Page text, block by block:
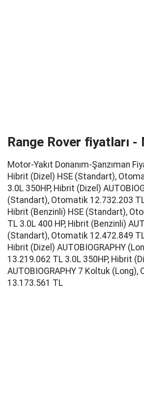
Range Rover fiyatları -
Motor-Yakıt Donanım-Şanzıman
Hibrit (Dizel) HSE (Standart),
3.0L 350HP, Hibrit (Dizel)
(Standart), Otomatik 12.732.203
Hibrit (Benzinli) HSE (Standart),
TL 3.0L 400 HP, Hibrit (Benzinli)
(Standart), Otomatik 12.472.849
Hibrit (Dizel) AUTOBIOGRAPHY
13.219.062 TL 3.0L 350HP, Hibrit
AUTOBIOGRAPHY 7 Koltuk (Long),
13.173.561 TL